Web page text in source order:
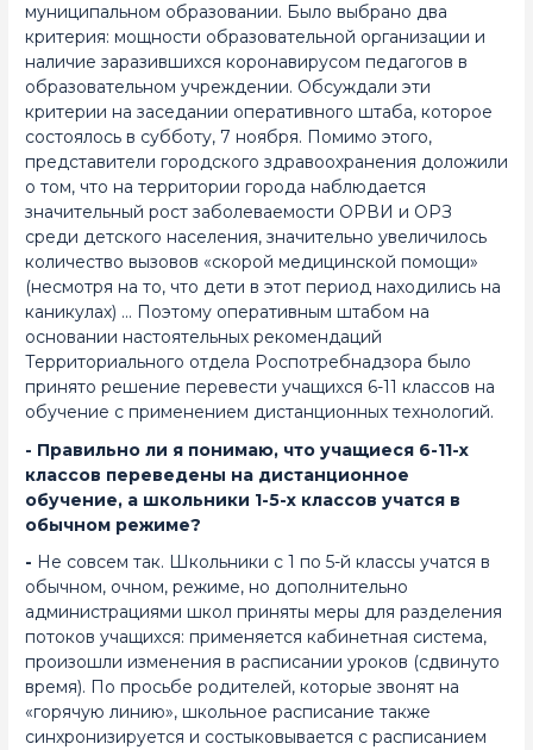
муниципальном образовании. Было выбрано два
критерия: мощности образовательной организации и
наличие заразившихся коронавирусом педагогов в
образовательном учреждении. Обсуждали эти
критерии на заседании оперативного штаба, которое
состоялось в субботу, 7 ноября. Помимо этого,
представители городского здравоохранения доложили
о том, что на территории города наблюдается
значительный рост заболеваемости ОРВИ и ОРЗ
среди детского населения, значительно увеличилось
количество вызовов «скорой медицинской помощи»
(несмотря на то, что дети в этот период находились на
каникулах) … Поэтому оперативным штабом на
основании настоятельных рекомендаций
Территориального отдела Роспотребнадзора было
принято решение перевести учащихся 6-11 классов на
обучение с применением дистанционных технологий.
- Правильно ли я понимаю, что учащиеся 6-11-х
классов переведены на дистанционное
обучение, а школьники 1-5-х классов учатся в
обычном режиме?
- Не совсем так. Школьники с 1 по 5-й классы учатся в
обычном, очном, режиме, но дополнительно
администрациями школ приняты меры для разделения
потоков учащихся: применяется кабинетная система,
произошли изменения в расписании уроков (сдвинуто
время). По просьбе родителей, которые звонят на
«горячую линию», школьное расписание также
синхронизируется и состыковывается с расписанием